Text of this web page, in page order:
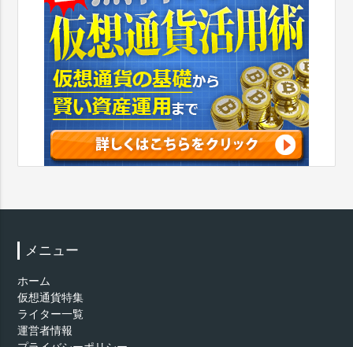
メニュー
ホーム
仮想通貨特集
ライター一覧
運営者情報